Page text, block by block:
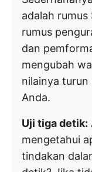
adalah
rumus
dan
mengubah
nilainya turun
Anda.
Uji tiga detik:
mengetahui
tindakan